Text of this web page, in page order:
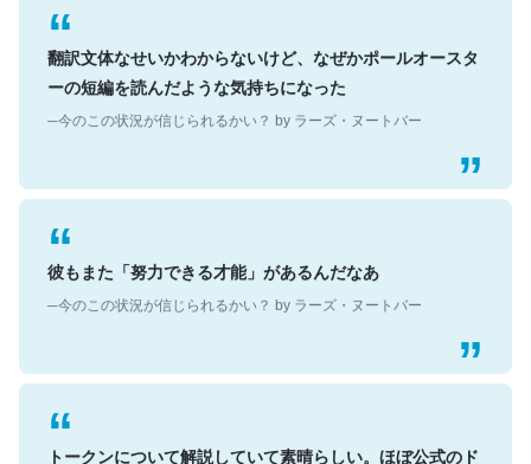
翻訳文体なせいかわからないけど、なぜかポールオースタ
ーの短編を読んだような気持ちになった
彼もまた「努力できる才能」があるんだなあ
トークンについて解説していて素晴らしい。ほぼ公式のド